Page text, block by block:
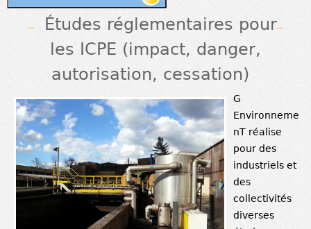
Études réglementaires pour
les ICPE (impact, danger,
autorisation, cessation)
G
Environneme
nT réalise
pour des
industriels et
des
collectivités
diverses